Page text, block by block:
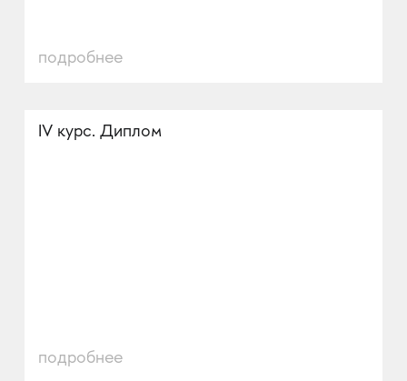
подробнее
IV курс. Диплом
подробнее